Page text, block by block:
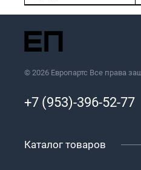
© 2026 Европартс Все права
+7 (953)-396-52-77
Каталог товаров